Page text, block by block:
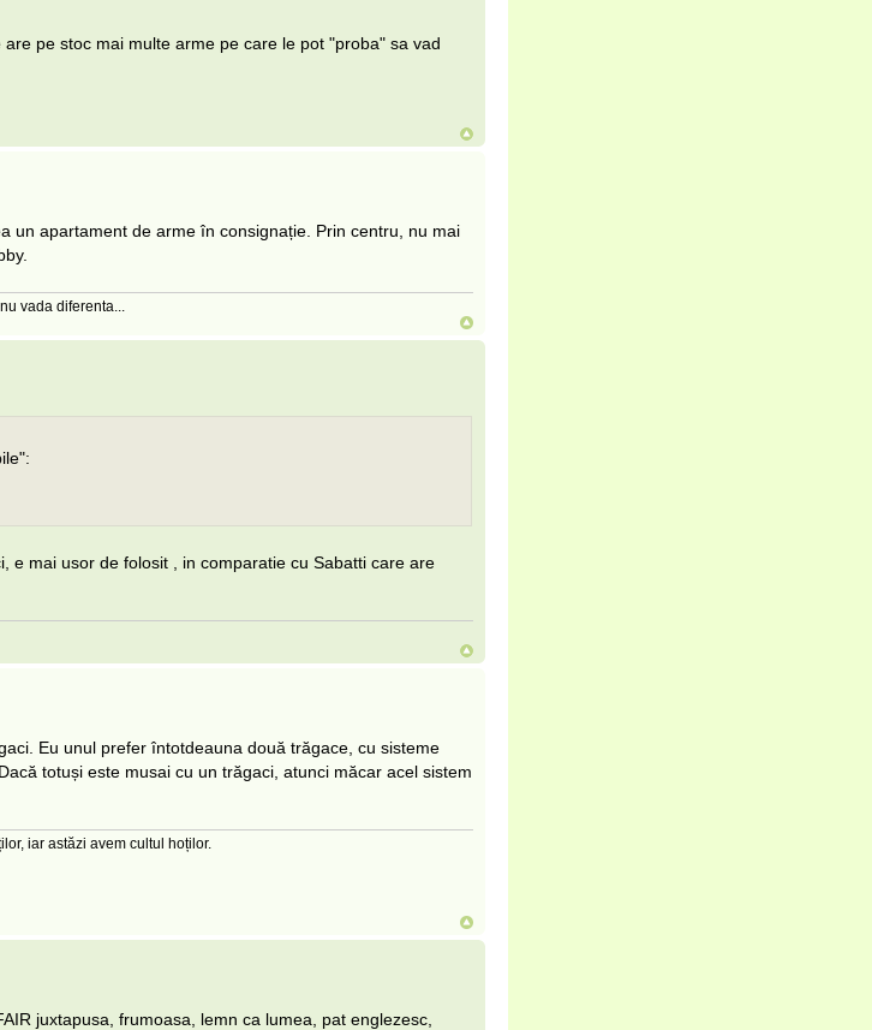
pe stoc mai multe arme pe care le pot "proba" sa vad
un apartament de arme în consignație. Prin centru, nu mai
vada diferenta...
e mai usor de folosit , in comparatie cu Sabatti care are
Eu unul prefer întotdeauna două trăgace, cu sisteme
totuși este musai cu un trăgaci, atunci măcar acel sistem
iar astăzi avem cultul hoților.
juxtapusa, frumoasa, lemn ca lumea, pat englezesc,